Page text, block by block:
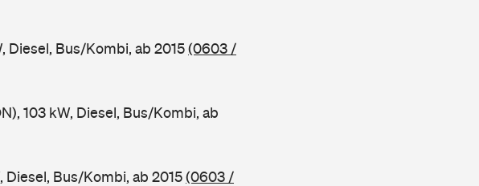
Diesel, Bus/Kombi, ab 2015(0603 /
103 kW, Diesel, Bus/Kombi, ab
Diesel, Bus/Kombi, ab 2015(0603 /